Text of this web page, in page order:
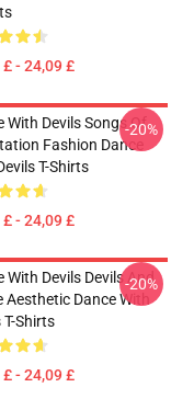
- 24,09 £
With Devils Songs Of
Fashion Dance
T-Shirts
- 24,09 £
-20%
With Devils Devils And
Aesthetic Dance With
T-Shirts
- 24,09 £
-20%